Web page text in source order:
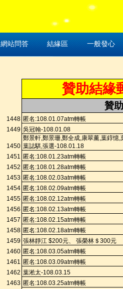
贊助結緣
贊
1448 匿名 :108.01.07atm轉帳
1449 吳冠翰-108.01.08
1450
鄭景軒,鄭景珊,鄭全成,康翠薰,葉錞憶,
葉誌騏,張選-108.01.18
1451 匿名 :108.01.23atm轉帳
1452 匿名 :108.01.28atm轉帳
1453 匿名 :108.02.03atm轉帳
1454 匿名 :108.02.09atm轉帳
1455 匿名 :108.02.12atm轉帳
1456 匿名 :108.02.13atm轉帳
1457 匿名 :108.02.15atm轉帳
1458 匿名 :108.02.18atm轉帳
1459 張林靜江$200元、 張榮林＄ 300元
1460 匿名 :108.03.05atm轉帳
1461 匿名 :108.03.09atm轉帳
1462 葉淞太-108.03.15
1463 匿名 :108.03.25atm轉帳
網站問答 結緣區 一般發心